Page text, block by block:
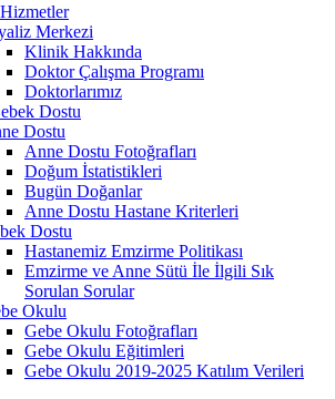
Merkezi
Klinik Hakkında
Doktor Çalışma Programı
Doktorlarımız
Dostu
Dostu
Anne Dostu Fotoğrafları
Doğum İstatistikleri
Bugün Doğanlar
Anne Dostu Hastane Kriterleri
Dostu
Hastanemiz Emzirme Politikası
Emzirme ve Anne Sütü İle İlgili Sık
Sorulan Sorular
Okulu
Gebe Okulu Fotoğrafları
Gebe Okulu Eğitimleri
Gebe Okulu 2019-2025 Katılım Verileri